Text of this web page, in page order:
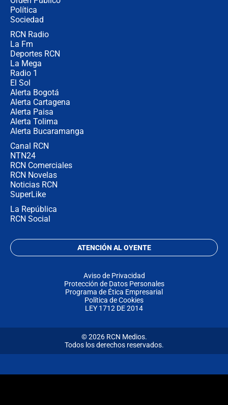
Política
Sociedad
RCN Radio
La Fm
Deportes RCN
La Mega
Radio 1
El Sol
Alerta Bogotá
Alerta Cartagena
Alerta Paisa
Alerta Tolima
Alerta Bucaramanga
Canal RCN
NTN24
RCN Comerciales
RCN Novelas
Noticias RCN
SuperLike
La República
RCN Social
ATENCIÓN AL OYENTE
Aviso de Privacidad
Protección de Datos Personales
Programa de Ética Empresarial
Política de Cookies
LEY 1712 DE 2014
© 2026 RCN Medios.
Todos los derechos reservados.